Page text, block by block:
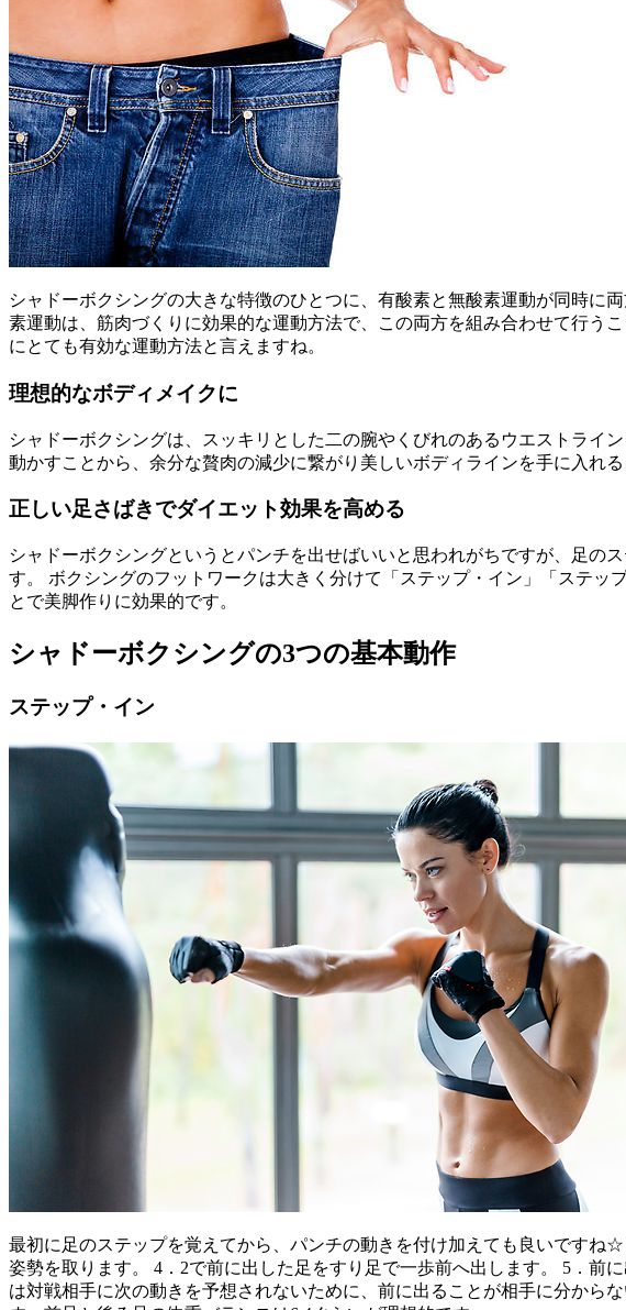
シャドーボクシングの大きな特徴のひとつに、有酸素と無酸素運動が同時に
素運動は、筋肉づくりに効果的な運動方法で、この両方を組み合わせて行う
にとても有効な運動方法と言えますね。
理想的なボディメイクに
シャドーボクシングは、スッキリとした二の腕やくびれのあるウエストライ
動かすことから、余分な贅肉の減少に繋がり美しいボディラインを手に入れ
正しい足さばきでダイエット効果を高める
シャドーボクシングというとパンチを出せばいいと思われがちですが、足の
す。 ボクシングのフットワークは大きく分けて「ステップ・イン」「ステ
とで美脚作りに効果的です。
シャドーボクシングの3つの基本動作
ステップ・イン
最初に足のステップを覚えてから、パンチの動きを付け加えても良いですね
姿勢を取ります。 4．2で前に出した足をすり足で一歩前へ出します。 5．前
は対戦相手に次の動きを予想されないために、前に出ることが相手に分から